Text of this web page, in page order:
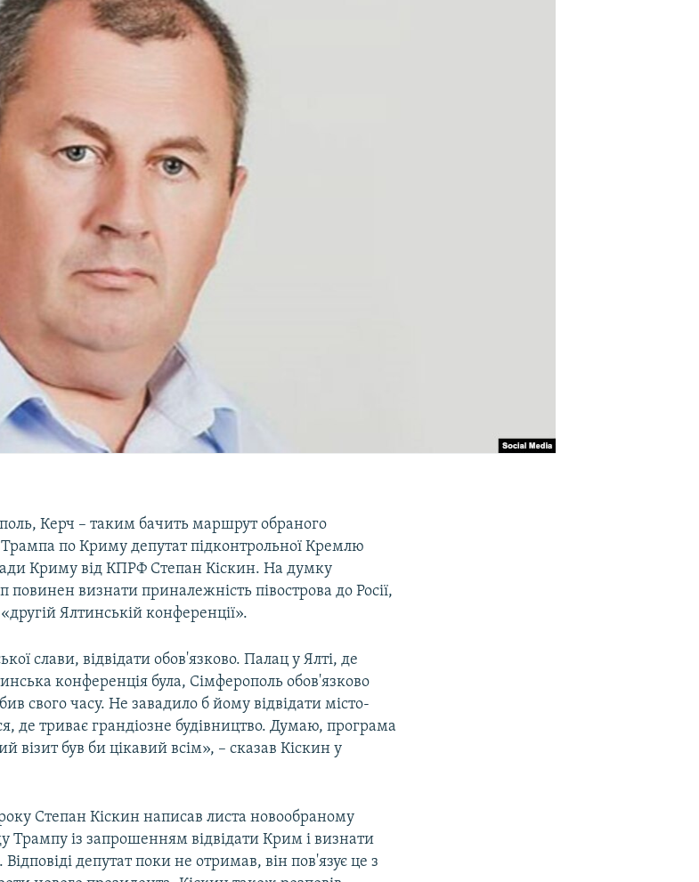
Керч – таким бачить маршрут обраного
по Криму депутат підконтрольної Кремлю
Криму від КПРФ Степан Кіскин. На думку
визнати приналежність півострова до Росії,
Ялтинській конференції».
слави, відвідати обов'язково. Палац у Ялті, де
конференція була, Сімферополь обов'язково
свого часу. Не завадило б йому відвідати місто-
де триває грандіозне будівництво. Думаю, програма
візит був би цікавий всім», – сказав Кіскин у
Степан Кіскин написав листа новообраному
Трампу із запрошенням відвідати Крим і визнати
депутат поки не отримав, він пов'язує це з